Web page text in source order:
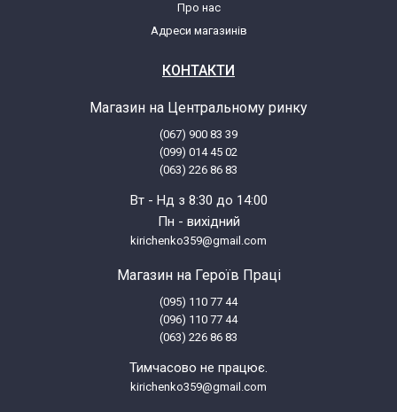
Про нас
Адреси магазинів
КОНТАКТИ
Магазин на Центральному ринку
(067) 900 83 39
(099) 014 45 02
(063) 226 86 83
Вт - Нд з 8:30 до 14:00
Пн - вихідний
kirichenko359@gmail.com
Магазин на Героїв Праці
(095) 110 77 44
(096) 110 77 44
(063) 226 86 83
Тимчасово не працює.
kirichenko359@gmail.com